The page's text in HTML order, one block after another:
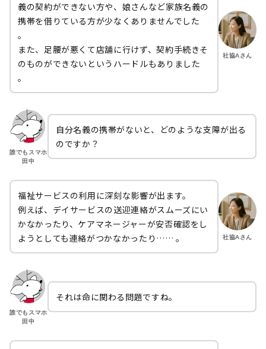
社協Aさん
義の契約ができない方や、娘さんなど家族名義の
携帯を借りている方が少なくありませんでした
。
また、足腰が悪くて店舗に行けず、契約手続きそ
のものができないというハードルもありました
。
誰でもスマホ
田中
自分名義の携帯がないと、どのような支障が出る
のですか？
社協Aさん
福祉サービスの利用に深刻な影響が出ます。
例えば、デイサービスの送迎連絡がスムーズにい
かなかったり、ケアマネージャーが安否確認をし
ようとしても連絡がつかなかったり…… 。
誰でもスマホ
田中
それは命に関わる問題ですね。